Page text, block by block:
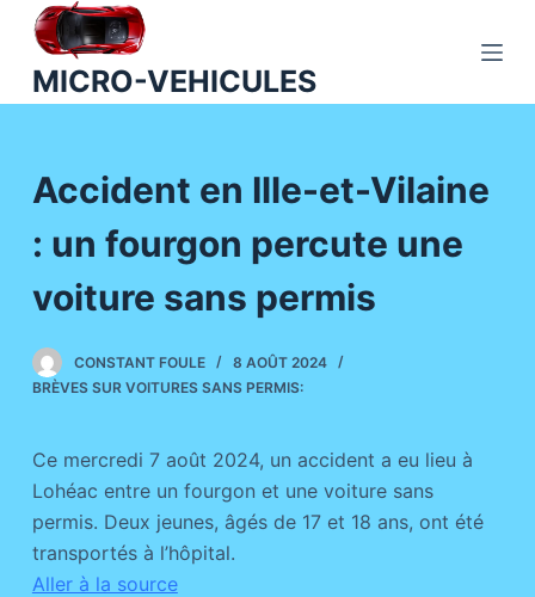
P
e
u
MICRO-VEHICULES
Accident en Ille-et-Vilaine
: un fourgon percute une
voiture sans permis
CONSTANT FOULE
8 AOÛT 2024
BRÈVES SUR VOITURES SANS PERMIS:
Ce mercredi 7 août 2024, un accident a eu lieu à
Lohéac entre un fourgon et une voiture sans
permis. Deux jeunes, âgés de 17 et 18 ans, ont été
transportés à l’hôpital.
Aller à la source